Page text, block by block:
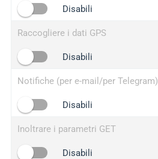
iplogger.info
Disabili
Raccogliere i dati GPS
Disabili
Notifiche (per e-mail/per Telegram)
Disabili
Inoltrare i parametri GET
Disabili